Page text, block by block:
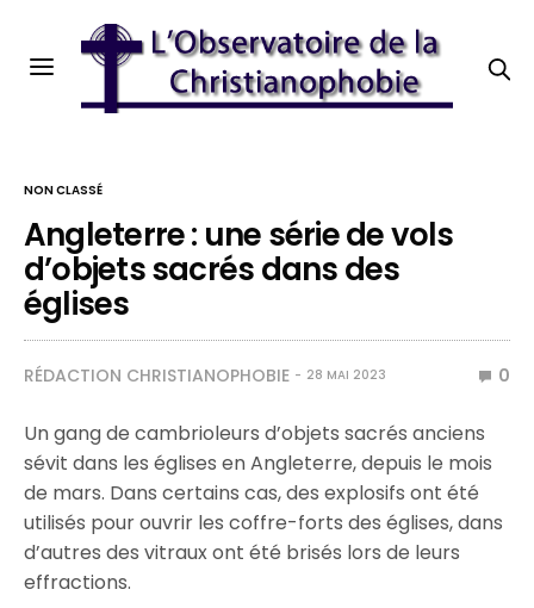
NON CLASSÉ
Angleterre : une série de vols
d’objets sacrés dans des
églises
RÉDACTION CHRISTIANOPHOBIE 28 MAI 2023 0
Un gang de cambrioleurs d’objets sacrés anciens
sévit dans les églises en Angleterre, depuis le mois
de mars. Dans certains cas, des explosifs ont été
utilisés pour ouvrir les coffre-forts des églises, dans
d’autres des vitraux ont été brisés lors de leurs
effractions.